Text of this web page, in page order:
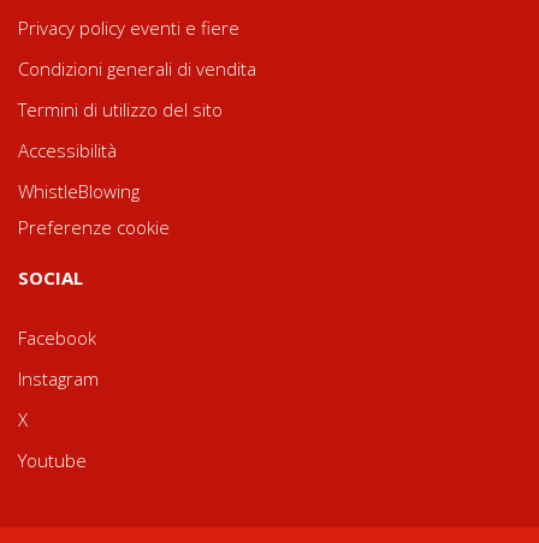
Privacy policy eventi e fiere
Condizioni generali di vendita
Termini di utilizzo del sito
Accessibilità
WhistleBlowing
Preferenze cookie
SOCIAL
Facebook
Instagram
X
Youtube